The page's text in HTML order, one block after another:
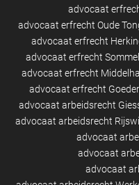
advocaat
advocaat erfrecht Oude
advocaat erfrecht
advocaat erfrecht
advocaat erfrecht
advocaat erfrecht
advocaat arbeidsrecht
advocaat arbeidsrecht
advocaat
advocaat
advocaat